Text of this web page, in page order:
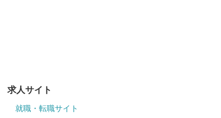
求人サイト
就職・転職サイト